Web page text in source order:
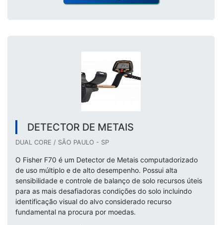
DETECTOR DE METAIS
DUAL CORE / SÃO PAULO - SP
O Fisher F70 é um Detector de Metais computadorizado
de uso múltiplo e de alto desempenho. Possui alta
sensibilidade e controle de balanço de solo recursos úteis
para as mais desafiadoras condições do solo incluindo
identificação visual do alvo considerado recurso
fundamental na procura por moedas.